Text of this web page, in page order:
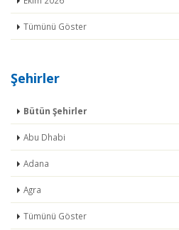
Tümünü Göster
Şehirler
Bütün Şehirler
Abu Dhabi
Adana
Agra
Tümünü Göster